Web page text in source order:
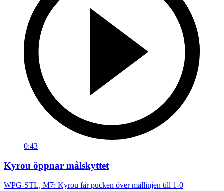
0:43
Kyrou öppnar målskyttet
WPG-STL, M7: Kyrou får pucken över mållinjen till 1-0